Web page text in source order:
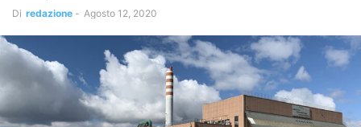
Di redazione - Agosto 12, 2020